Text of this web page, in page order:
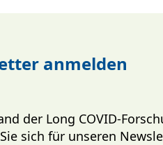
anmelden
der Long COVID-
sich für unseren